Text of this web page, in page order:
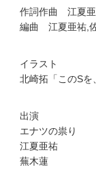
作詞作曲 江夏
編曲 江夏亜祐,
イラスト
北崎拓「このSを
出演
エナツの祟り
江夏亜祐
蕪木蓮